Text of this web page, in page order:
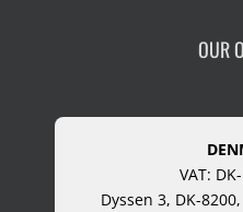
OUR
VAT:
Dyssen 3, DK-